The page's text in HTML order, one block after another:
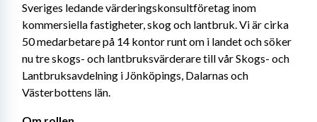
Sveriges ledande värderingskonsultföretag inom
kommersiella fastigheter, skog och lantbruk. Vi är cirka
50 medarbetare på 14 kontor runt om i landet och söker
nu tre skogs- och lantbruksvärderare till vår Skogs- och
Lantbruksavdelning i Jönköpings, Dalarnas och
Västerbottens län.